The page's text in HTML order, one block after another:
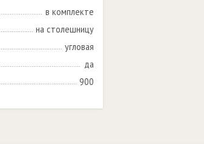
в комплекте
на столешницу
угловая
да
900